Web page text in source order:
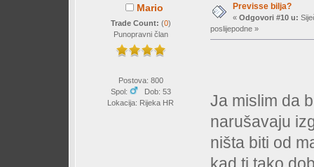
Mario
Trade Count: (0)
Punopravni član
Postova: 800
Spol:
Dob: 53
Lokacija: Rijeka HR
Previsse bilja?
« Odgovori #10 u:
poslijepodne »
Ja mislim da
narušavaju
ništa biti od
kad ti tako